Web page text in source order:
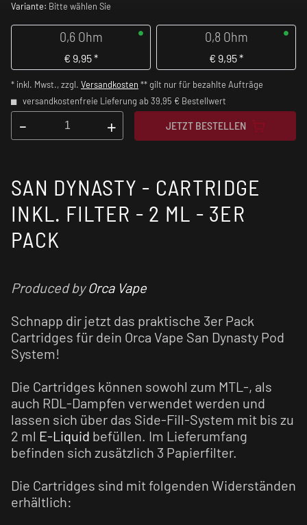
Variante: Bitte wählen Sie
0,6 Ohm
€ 9,95*
0,8 Ohm
€ 9,95*
* inkl. Mwst., zzgl. Versandkosten ** gilt nur für bezahlte Aufträge
versandkostenfreie Lieferung ab 39,95 € Bestellwert
- + JETZT BESTELLEN
SAN DYNASTY - CARTRIDGE
INKL. FILTER - 2 ML - 3ER
PACK
Produced byOrca Vape
Schnapp dir jetzt das praktische 3er Pack
Cartridges für dein Orca Vape San Dynasty Pod
System!
Die Cartridges können sowohl zum MTL-, als
auch RDL-Dampfen verwendet werden und
lassen sich über das Side-Fill-System mit bis zu
2 ml E-Liquid befüllen. Im Lieferumfang
befinden sich zusätzlich 3 Papierfilter.
Die Cartridges sind mit folgenden Widerständen
erhältlich: